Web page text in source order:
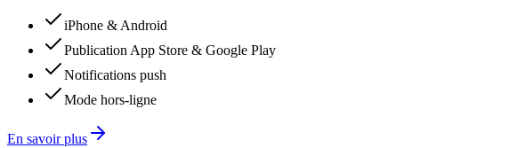
iPhone & Android
Publication App Store & Google Play
Notifications push
Mode hors-ligne
En savoir plus